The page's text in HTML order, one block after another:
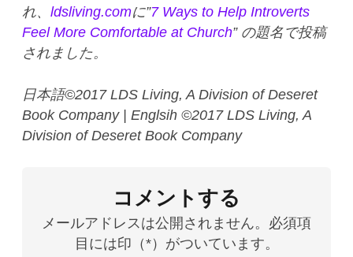
れ、 ldsliving.comに”7 Ways to Help Introverts
Feel More Comfortable at Church” の題名で投稿
されました。
日本語©2017 LDS Living, A Division of Deseret
Book Company | Englsih ©2017 LDS Living, A
Division of Deseret Book Company
コメントする
メールアドレスは公開されません。必須項
目には印（*）がついています。